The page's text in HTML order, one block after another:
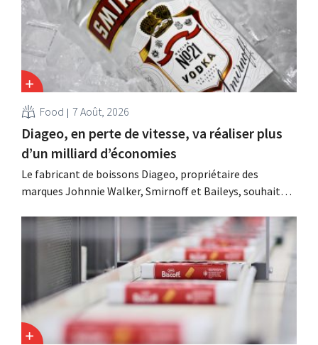
Food 7 Août, 2026
Diageo, en perte de vitesse, va réaliser plus
d’un milliard d’économies
Le fabricant de boissons Diageo, propriétaire des
marques Johnnie Walker, Smirnoff et Baileys, souhaite,
considérablement ses coûts tout en investissant dans la
croissance, notamment pour Guinness et les cocktails
prêts à boire.